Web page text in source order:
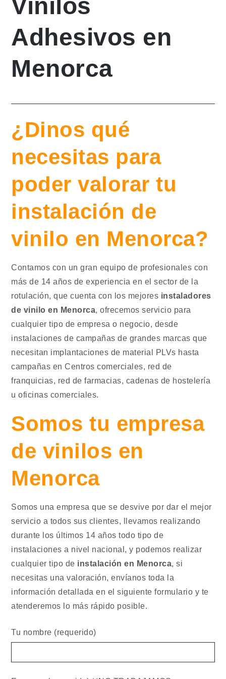
Vinilos
Adhesivos en
Menorca
¿Dinos qué
necesitas para
poder valorar tu
instalación de
vinilo en Menorca?
Contamos con un gran equipo de profesionales con
más de 14 años de experiencia en el sector de la
rotulación, que cuenta con los mejores instaladores
de vinilo en Menorca, ofrecemos servicio para
cualquier tipo de empresa o negocio, desde
instalaciones de campañas de grandes marcas que
necesitan implantaciones de material PLVs hasta
campañas en Centros comerciales, red de
franquicias, red de farmacias, cadenas de hostelería
u oficinas comerciales.
Somos tu empresa
de vinilos en
Menorca
Somos una empresa que se desvive por dar el mejor
servicio a todos sus clientes, llevamos realizando
durante los últimos 14 años todo tipo de
instalaciones a nivel nacional, y podemos realizar
cualquier tipo de instalación en Menorca, si
necesitas una valoración, envíanos toda la
información detallada en el siguiente formulario y te
atenderemos lo más rápido posible.
Tu nombre (requerido)